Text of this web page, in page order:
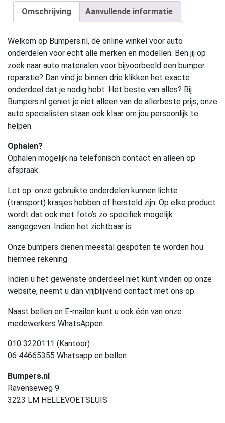
Omschrijving Aanvullende informatie
Welkom op Bumpers.nl, de online winkel voor auto
onderdelen voor echt alle merken en modellen. Ben jij op
zoek naar auto materialen voor bijvoorbeeld een bumper
reparatie? Dan vind je binnen drie klikken het exacte
onderdeel dat je nodig hebt. Het beste van alles? Bij
Bumpers.nl geniet je niet alleen van de allerbeste prijs, onze
auto specialisten staan ook klaar om jou persoonlijk te
helpen.
Ophalen?
Ophalen mogelijk na telefonisch contact en alleen op
afspraak.
Let op: onze gebruikte onderdelen kunnen lichte
(transport) krasjes hebben of hersteld zijn. Op elke product
wordt dat ook met foto’s zo specifiek mogelijk
aangegeven. Indien het zichtbaar is.
Onze bumpers dienen meestal gespoten te worden hou
hiermee rekening
Indien u het gewenste onderdeel niet kunt vinden op onze
website, neemt u dan vrijblijvend contact met ons op.
Naast bellen en E-mailen kunt u ook één van onze
medewerkers WhatsAppen.
010 3220111 (Kantoor)
06 44665355 Whatsapp en bellen
Bumpers.nl
Ravenseweg 9
3223 LM HELLEVOETSLUIS